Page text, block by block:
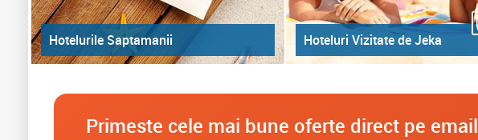
Hotelurile Saptamanii Hoteluri Vizitate de Jeka
Primeste cele mai bune oferte direct pe email